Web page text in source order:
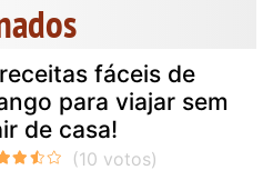
fáceis de
para viajar sem
de casa!